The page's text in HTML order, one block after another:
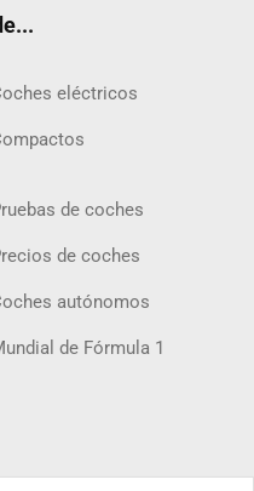
eléctricos
de coches
de coches
autónomos
de Fórmula 1